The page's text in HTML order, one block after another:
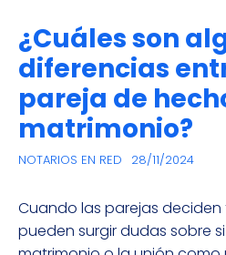
¿Cuáles son
diferencias
pareja de
matrimonio?
NOTARIOS EN RED 28/11/2024
Cuando las parejas deciden
pueden surgir dudas sobre